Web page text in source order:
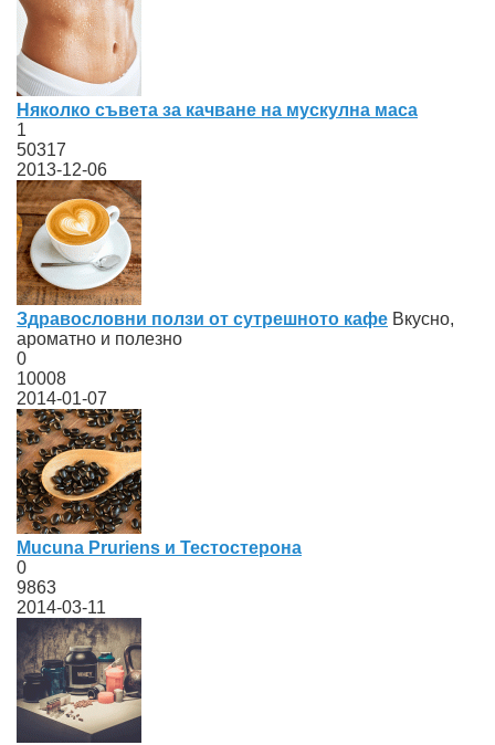
Няколко съвета за качване на мускулна маса
1
50317
2013-12-06
Здравословни ползи от сутрешното кафе Вкусно,
ароматно и полезно
0
10008
2014-01-07
Mucuna Pruriens и Тестостерона
0
9863
2014-03-11